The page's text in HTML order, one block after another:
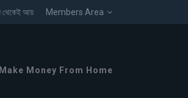
আয় Members Area
Money From Home